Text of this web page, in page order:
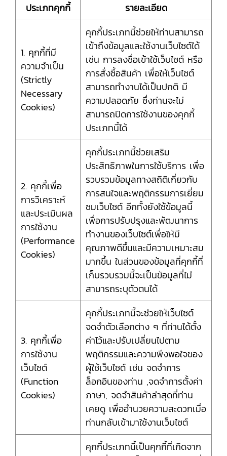
ประเภทคุกกี้
รายละเอียด
1. คุกกี้ที่มี
ความจำเป็น
(Strictly
Necessary
Cookies)
คุกกี้ประเภทนี้ช่วยให้ท่านสามารถ
เข้าถึงข้อมูลและใช้งานเว็บไซต์ได้
เช่น การลงชื่อเข้าใช้เว็บไซต์ หรือ
การสั่งซื้อสินค้า เพื่อให้เว็บไซต์
สามารถทำงานได้เป็นปกติ มี
ความปลอดภัย ซึ่งท่านจะไม่
สามารถปิดการใช้งานของคุกกี้
ประเภทนี้ได้
2. คุกกี้เพื่อ
การวิเคราะห์
และประเมินผล
การใช้งาน
(Performance
Cookies)
คุกกี้ประเภทนี้ช่วยเสริม
ประสิทธิภาพในการใช้บริการ เพื่อ
รวบรวมข้อมูลทางสถิติเกี่ยวกับ
การสนใจและพฤติกรรมการเยี่ยม
ชมเว็บไซต์ อีกทั้งยังใช้ข้อมูลนี้
เพื่อการปรับปรุงและพัฒนาการ
ทำงานของเว็บไซต์เพื่อให้มี
คุณภาพดีขึ้นและมีความเหมาะสม
มากขึ้น ในส่วนของข้อมูลที่คุกกี้ที่
เก็บรวบรวมนี้จะเป็นข้อมูลที่ไม่
สามารถระบุตัวตนได้
3. คุกกี้เพื่อ
การใช้งาน
เว็บไซต์
(Function
Cookies)
คุกกี้ประเภทนี้จะช่วยให้เว็บไซต์
จดจำตัวเลือกต่าง ๆ ที่ท่านได้ตั้ง
ค่าไว้และปรับเปลี่ยนไปตาม
พฤติกรรมและความพึงพอใจของ
ผู้ใช้เว็บไซต์ เช่น จดจำการ
ล็อกอินของท่าน ,จดจำการตั้งค่า
ภาษา, จดจำสินค้าล่าสุดที่ท่าน
เคยดู เพื่ออำนวยความสะดวกเมื่อ
ท่านกลับเข้ามาใช้งานเว็บไซต์
คุกกี้ประเภทนี้เป็นคุกกี้ที่เกิดจาก